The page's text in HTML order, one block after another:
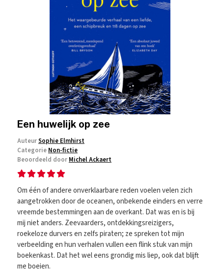
Een huwelijk op zee
AuteurSophie Elmhirst
Categorie Non-fictie
Beoordeeld door Michel Ackaert
Om één of andere onverklaarbare reden voelen velen zich
aangetrokken door de oceanen, onbekende einders en verre
vreemde bestemmingen aan de overkant. Dat was en is bij
mij niet anders. Zeevaarders, ontdekkingsreizigers,
roekeloze durvers en zelfs piraten; ze spreken tot mijn
verbeelding en hun verhalen vullen een flink stuk van mijn
boekenkast. Dat het wel eens grondig mis liep, ook dat blijft
me boeien.